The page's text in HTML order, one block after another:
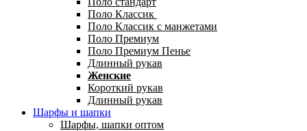
Поло Классик
Поло Классик с манжетами
Поло Премиум
Поло Премиум Пенье
Длинный рукав
Женские
Короткий рукав
Длинный рукав
Шарфы и шапки
Шарфы, шапки оптом